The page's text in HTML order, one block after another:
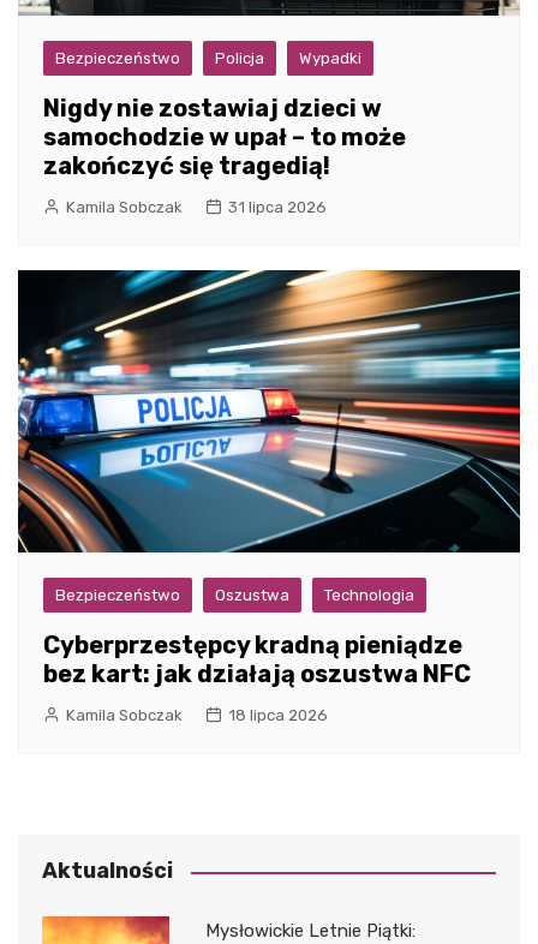
Bezpieczeństwo Policja Wypadki
Nigdy nie zostawiaj dzieci w
samochodzie w upał – to może
zakończyć się tragedią!
Kamila Sobczak 31 lipca 2026
Bezpieczeństwo Oszustwa Technologia
Cyberprzestępcy kradną pieniądze
bez kart: jak działają oszustwa NFC
Kamila Sobczak 18 lipca 2026
Aktualności
Mysłowickie Letnie Piątki: